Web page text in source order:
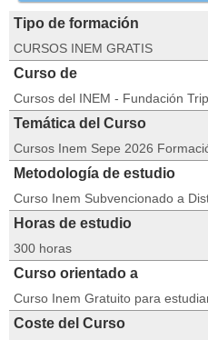
Tipo de formación
CURSOS INEM GRATIS
Curso de
Cursos del INEM - Fundación
Temática del Curso
Cursos Inem Sepe 2026
Metodología de estudio
Curso Inem Subvencionado a
Horas de estudio
300 horas
Curso orientado a
Curso Inem Gratuito para
Coste del Curso